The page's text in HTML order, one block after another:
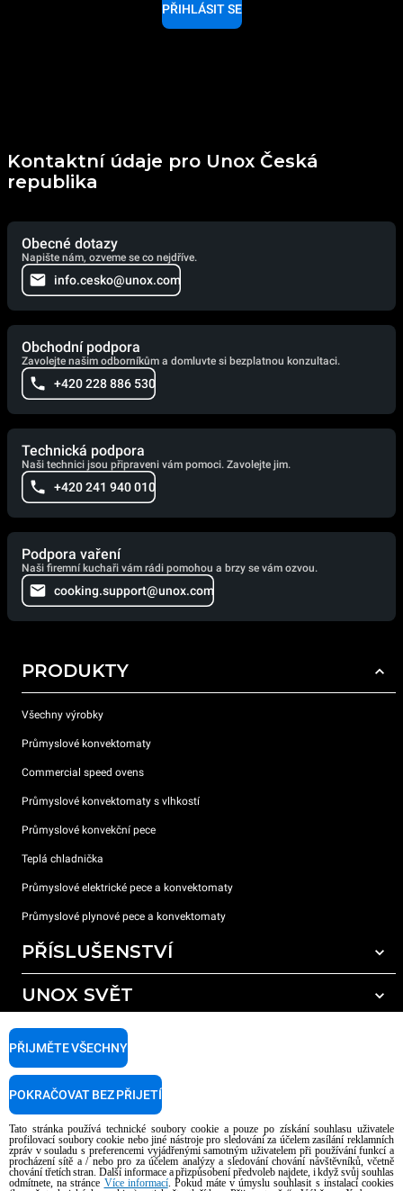
PŘIHLÁSIT SE
Kontaktní údaje pro Unox Česká
republika
Obecné dotazy
Napište nám, ozveme se co nejdříve.
info.cesko@unox.com
Obchodní podpora
Zavolejte našim odborníkům a domluvte si bezplatnou konzultaci.
+420 228 886 530
Technická podpora
Naši technici jsou připraveni vám pomoci. Zavolejte jim.
+420 241 940 010
Podpora vaření
Naši firemní kuchaři vám rádi pomohou a brzy se vám ozvou.
cooking.support@unox.com
PRODUKTY
Všechny výrobky
Průmyslové konvektomaty
Commercial speed ovens
Průmyslové konvektomaty s vlhkostí
Průmyslové konvekční pece
Teplá chladnička
Průmyslové elektrické pece a konvektomaty
Průmyslové plynové pece a konvektomaty
PŘÍSLUŠENSTVÍ
Všechna příslušenství
Čisticí prostředky pro ruční mytí
Úprava vody pryskyřičnými filtry
Úprava vody reverzní osmózou
UNOX SVĚT
Naše pobočky po celém světě
PODPORA
Najděte Servisní Střediska
Copyright 2026 UNOX S.p.A. Všechna práva vyhrazena. Reg. Imp. Padova n °
AI Content Disclaimer Privacy policy Cookie policy
Tato stránka používá technické soubory cookie a pouze po získání souhlasu uživatele
profilovací soubory cookie nebo jiné nástroje pro sledování za účelem zasílání reklamních
zpráv v souladu s preferencemi vyjádřenými samotným uživatelem při používání funkcí a
procházení sítě a / nebo pro za účelem analýzy a sledování chování návštěvníků, včetně
chování třetích stran. Další informace a přizpůsobení předvoleb najdete, i když svůj souhlas
odmítnete, na stránce Více informací. Pokud máte v úmyslu souhlasit s instalací cookies
PŘIJMĚTE VŠECHNY
POKRAČOVAT BEZ PŘIJETÍ